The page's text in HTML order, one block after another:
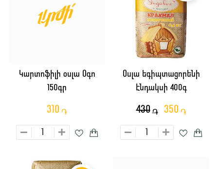
Կարտոֆիլի օսլա Օգո
150գր
310 ֏
Օսլա եգիպտացորենի
Էնդակսի 400գ
430 ֏ 350 ֏